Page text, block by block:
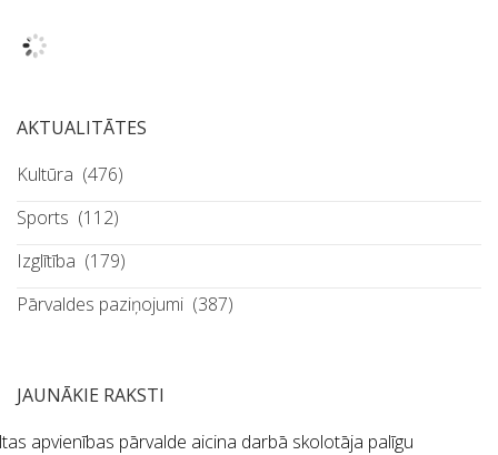
AKTUALITĀTES
Kultūra (476)
Sports (112)
Izglītība (179)
Pārvaldes paziņojumi (387)
JAUNĀKIE RAKSTI
apvienības pārvalde aicina darbā skolotāja palīgu